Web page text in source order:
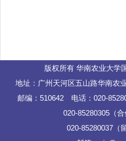
版权所有 华南农业大学
地址：广州天河区五山路华南农
邮编：510642 电话：020-
020-85280305（合作
020-85280037（留